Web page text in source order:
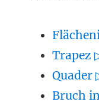
Trapez
Quader
Bruch